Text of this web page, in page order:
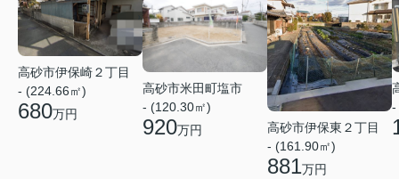
高砂市伊保崎２丁目
- (224.66㎡)
680万円
高砂市米田町塩市
- (120.30㎡)
920万円
高砂市伊保東２丁目
- (161.90㎡)
881万円
-